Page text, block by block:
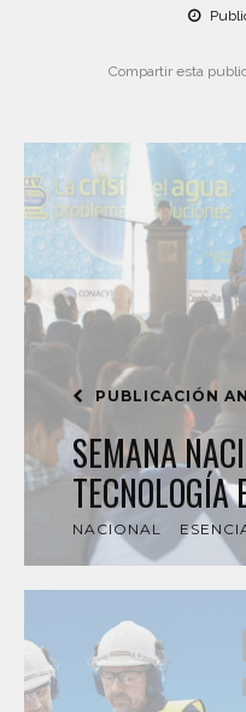
Compartir esta
PUBLICACIÓN
SEMANA
TECNOLOGÍA
NACIONAL